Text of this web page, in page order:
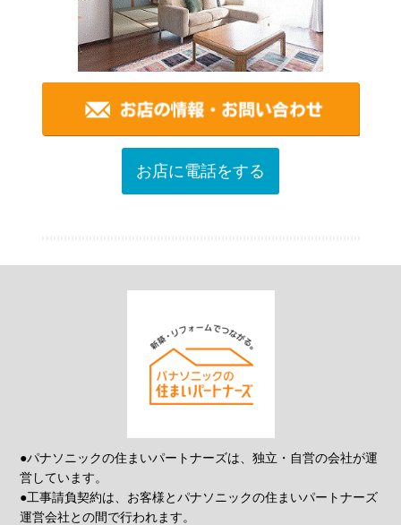
お店に電話をする
●パナソニックの住まいパートナーズは、独立・自営の会社が運
営しています。
●工事請負契約は、お客様とパナソニックの住まいパートナーズ
運営会社との間で行われます。